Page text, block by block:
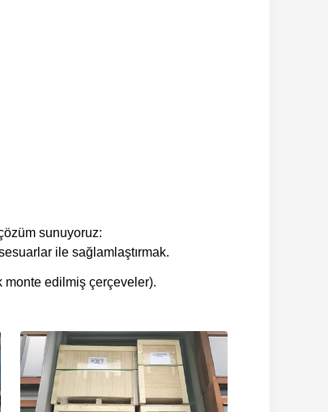
sunuyoruz:
ile sağlamlaştırmak.
monte edilmiş çerçeveler).